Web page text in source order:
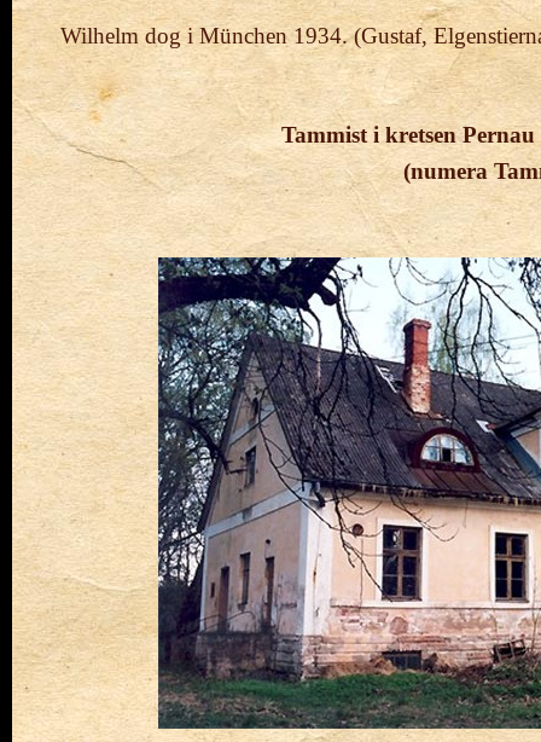
Wilhelm dog i München 1934. (Gustaf,
Tammist i kretsen
(numera